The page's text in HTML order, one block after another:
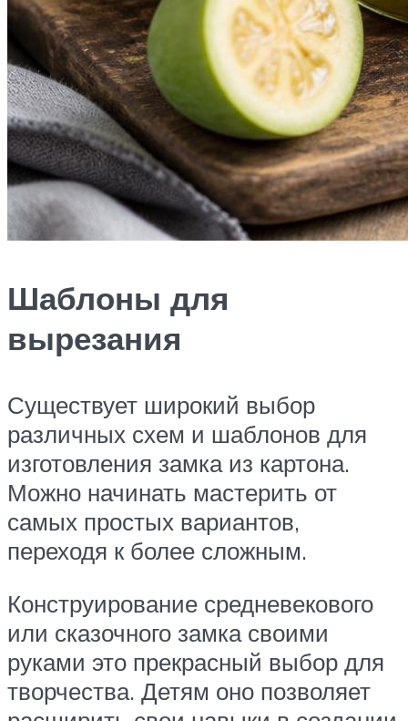
Шаблоны для
вырезания
Существует широкий выбор
различных схем и шаблонов для
изготовления замка из картона.
Можно начинать мастерить от
самых простых вариантов,
переходя к более сложным.
Конструирование средневекового
или сказочного замка своими
руками это прекрасный выбор для
творчества. Детям оно позволяет